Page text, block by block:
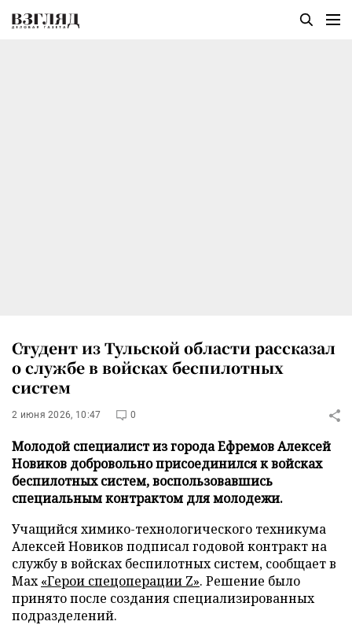
Студент из Тульской области рассказал
о службе в войсках беспилотных
систем
2 июня 2026, 10:47 0
Молодой специалист из города Ефремов Алексей
Новиков добровольно присоединился к войсках
беспилотных систем, воспользовавшись
специальным контрактом для молодежи.
Учащийся химико-технологического техникума
Алексей Новиков подписал годовой контракт на
службу в войсках беспилотных систем, сообщает в
Max«Герои спецоперации Z». Решение было
принято после создания специализированных
подразделений.